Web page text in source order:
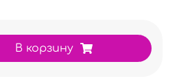
В корзину